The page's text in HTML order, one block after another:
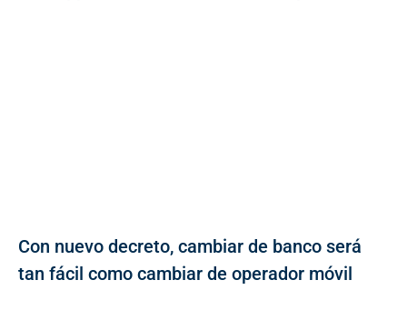
Con nuevo decreto, cambiar de banco será
tan fácil como cambiar de operador móvil